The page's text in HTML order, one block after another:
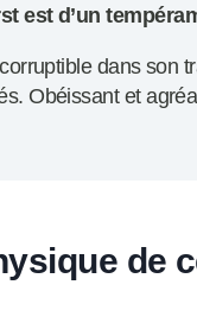
est d’un
dans son
Obéissant et
de